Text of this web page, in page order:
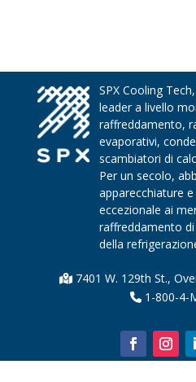
SPX Cooling
leader a livello
raffreddamento,
evaporativi,
scambiatori di
Per un secolo,
apparecchiature
eccezionale ai
raffreddamento
della
7401 W. 129th St.,
1-800-4-